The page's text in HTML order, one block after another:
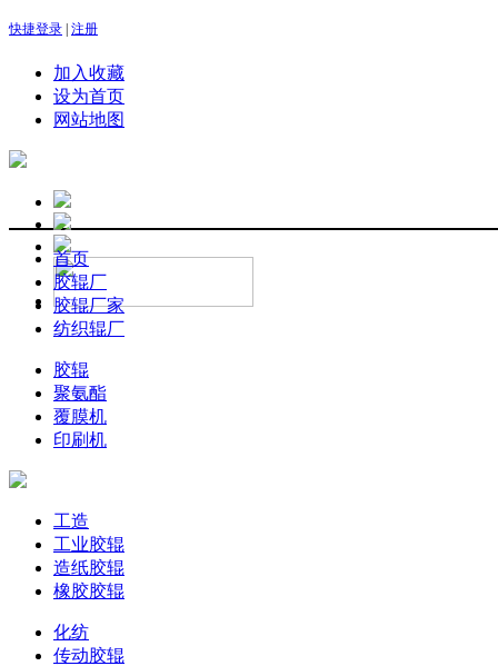
快捷登录 注册
加入收藏
设为首页
网站地图
首页
胶辊厂
胶辊厂家
纺织辊厂
胶辊
聚氨酯
覆膜机
印刷机
工造
工业胶辊
造纸胶辊
橡胶胶辊
化纺
传动胶辊